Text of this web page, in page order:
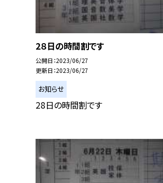
2８日の時間割です
公開日 2023/06/27
更新日 2023/06/27
お知らせ
28日の時間割です